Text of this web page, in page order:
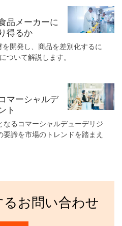
品メーカーに
得るか
開発し、商品を差別化するに
ついて解説します。
マーシャルデ
ト
るコマーシャルデューデリジ
諦を市場のトレンドを踏まえ
お問い合わせ